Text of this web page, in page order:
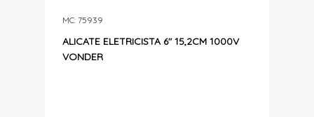
ALICATE ELETRICISTA 6″ 15,2CM 1000V
VONDER
MC: 75939